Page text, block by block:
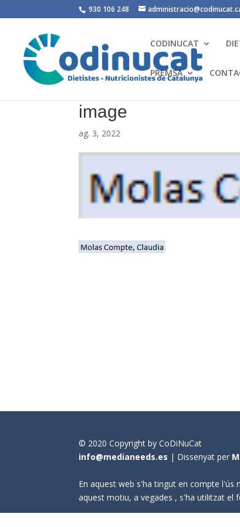
930 106 248
CODINUCAT
PREMSA
image
ag. 3, 2022
© 2020 Copyright by CoDiNuCat
info@medianeeds.es | Dissenyat per
En aquest web s'ha tingut en compte l'ús
aquest motiu, a vegades , s'ha utilitzat el